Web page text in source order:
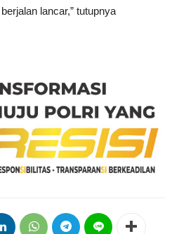
lancar,” tutupnya